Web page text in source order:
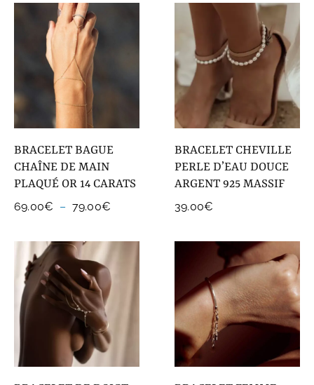
BRACELET BAGUE
CHAÎNE DE MAIN
PLAQUÉ OR 14 CARATS
69.00€ – 79.00€
69.00€
79.00€
BRACELET CHEVILLE
PERLE D’EAU DOUCE
ARGENT 925 MASSIF
39.00€